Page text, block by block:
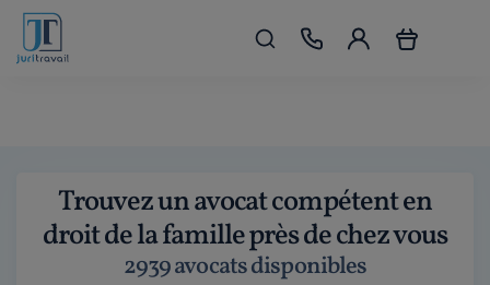
Trouvez un avocat compétent en
droit de la famille près de chez vous
2939 avocats disponibles